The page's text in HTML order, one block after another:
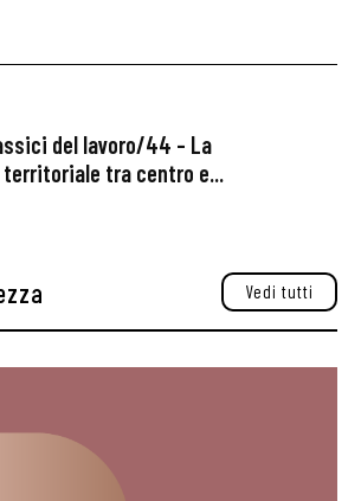
del lavoro/44 – La
tra centro e...
Vedi tutti